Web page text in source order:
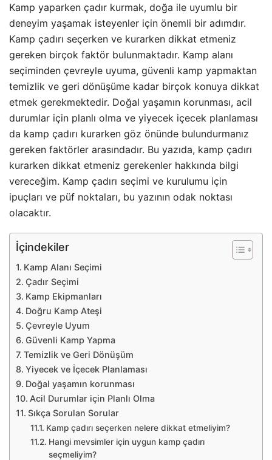
Kamp yaparken çadır kurmak, doğa ile uyumlu bir
deneyim yaşamak isteyenler için önemli bir adımdır.
Kamp çadırı seçerken ve kurarken dikkat etmeniz
gereken birçok faktör bulunmaktadır. Kamp alanı
seçiminden çevreyle uyuma, güvenli kamp yapmaktan
temizlik ve geri dönüşüme kadar birçok konuya dikkat
etmek gerekmektedir. Doğal yaşamın korunması, acil
durumlar için planlı olma ve yiyecek içecek planlaması
da kamp çadırı kurarken göz önünde bulundurmanız
gereken faktörler arasındadır. Bu yazıda, kamp çadırı
kurarken dikkat etmeniz gerekenler hakkında bilgi
vereceğim. Kamp çadırı seçimi ve kurulumu için
ipuçları ve püf noktaları, bu yazının odak noktası
olacaktır.
İçindekiler
Kamp Alanı Seçimi
Çadır Seçimi
Kamp Ekipmanları
Doğru Kamp Ateşi
Çevreyle Uyum
Güvenli Kamp Yapma
Temizlik ve Geri Dönüşüm
Yiyecek ve İçecek Planlaması
Doğal yaşamın korunması
Acil Durumlar için Planlı Olma
Sıkça Sorulan Sorular
Kamp çadırı seçerken nelere dikkat etmeliyim?
Hangi mevsimler için uygun kamp çadırı
seçmeliyim?